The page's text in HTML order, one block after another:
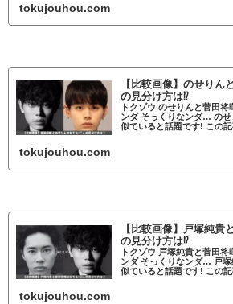
tokujouhou.com
【比較画像】のせりん
の見分け方は⁉
トクゾウ のせりんと菅田
ンダ そっくりなンダ… の
似ていると話題です! この
tokujouhou.com
【比較画像】戸塚純貴
の見分け方は⁉
トクゾウ 戸塚純貴と菅田
ンダ そっくりなンダ… 戸
似ていると話題です! この
tokujouhou.com